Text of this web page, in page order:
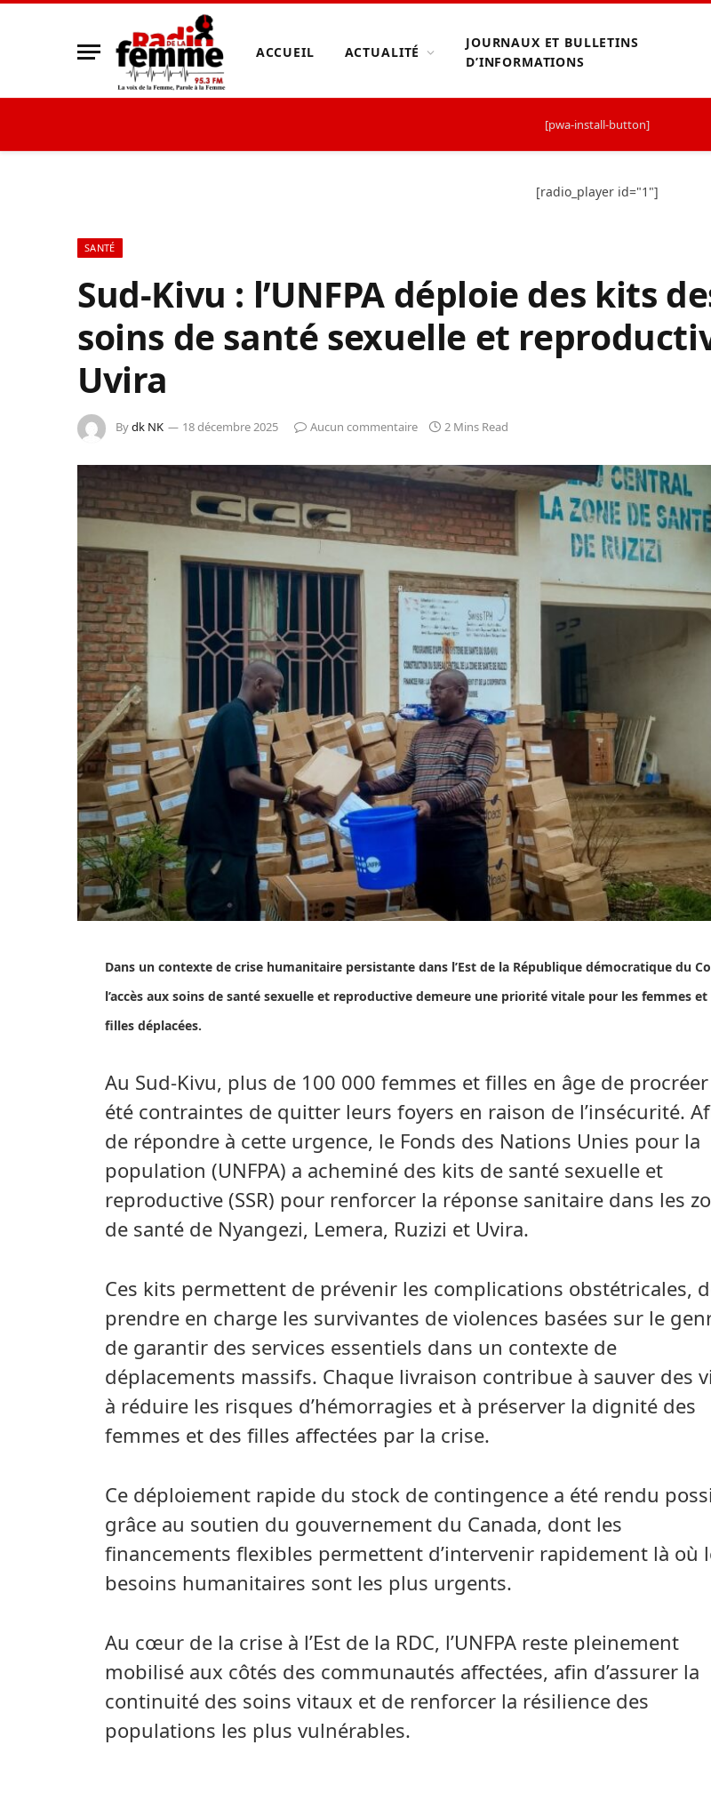
ACCUEIL ACTUALITÉ
JOURNAUX ET BULLETINS
D’INFORMATIONS
[pwa-install-button]
[radio_player id="1"]
SANTÉ
Sud-Kivu : l’UNFPA déploie des kits
soins de santé sexuelle et
Uvira
Bydk NK 18 décembre 2025 Aucun commentaire 2 Mins Read
Dans un contexte de crise humanitaire persistante dans l’Est de la République démocratique du
l’accès aux soins de santé sexuelle et reproductive demeure une priorité vitale pour les femmes et
filles déplacées.
Au Sud-Kivu, plus de 100 000 femmes et filles en âge de
été contraintes de quitter leurs foyers en raison de l’insécurité.
de répondre à cette urgence, le Fonds des Nations Unies pour la
population (UNFPA) a acheminé des kits de santé sexuelle et
reproductive (SSR) pour renforcer la réponse sanitaire dans les
de santé de Nyangezi, Lemera, Ruzizi et Uvira.
Ces kits permettent de prévenir les complications obstétricales,
prendre en charge les survivantes de violences basées sur le
de garantir des services essentiels dans un contexte de
déplacements massifs. Chaque livraison contribue à sauver des
à réduire les risques d’hémorragies et à préserver la dignité des
femmes et des filles affectées par la crise.
Ce déploiement rapide du stock de contingence a été rendu
grâce au soutien du gouvernement du Canada, dont les
financements flexibles permettent d’intervenir rapidement là où
besoins humanitaires sont les plus urgents.
Au cœur de la crise à l’Est de la RDC, l’UNFPA reste pleinement
mobilisé aux côtés des communautés affectées, afin d’assurer la
continuité des soins vitaux et de renforcer la résilience des
populations les plus vulnérables.